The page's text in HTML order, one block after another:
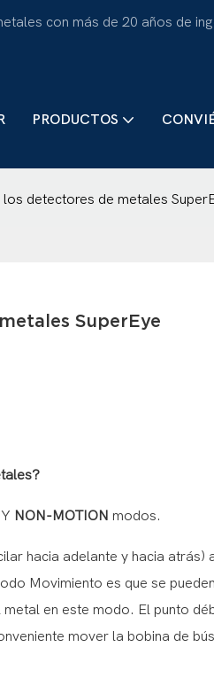
con más de 20 años de
PRODUCTOS
detectores de metales
SuperEye
Y NON-MOTION modos.
hacia adelante y hacia atrás)
Movimiento es que se
en este modo. El punto
mover la bobina de